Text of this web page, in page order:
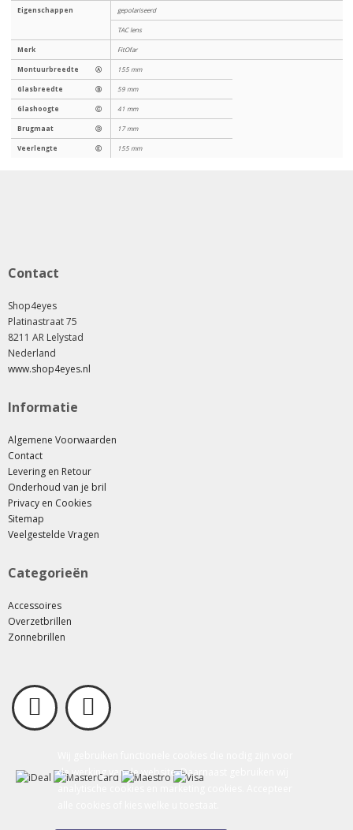
de werking van de website. Daarnaast gebruiken wij
Eigenschappen gepolariseerd
TAC lens
Merk FitOfar
Montuurbreedte Ⓐ 155 mm
Glasbreedte Ⓑ 59 mm
Glashoogte Ⓒ 41 mm
Brugmaat Ⓓ 17 mm
Veerlengte Ⓔ 155 mm
Contact
Shop4eyes
Platinastraat 75
8211 AR Lelystad
Nederland
www.shop4eyes.nl
Informatie
Algemene Voorwaarden
Contact
Levering en Retour
Onderhoud van je bril
Privacy en Cookies
Sitemap
Veelgestelde Vragen
Categorieën
Accessoires
Overzetbrillen
Zonnebrillen